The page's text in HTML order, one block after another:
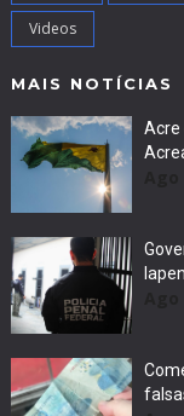
Videos
MAIS NOTÍCIAS
Acre